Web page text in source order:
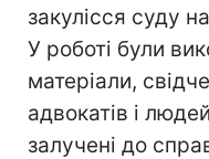
закулісся суду
У роботі були
матеріали,
адвокатів і
залучені до